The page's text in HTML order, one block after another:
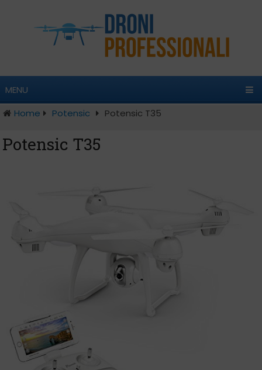
MENU
Home
Potensic Potensic T35
Potensic T35